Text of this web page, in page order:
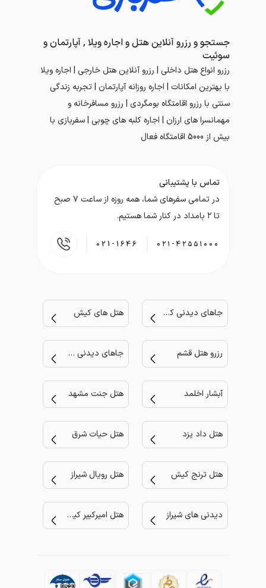
جستجو و رزرو آنلاین هتل و اجاره ویلا , آپارتمان و
سوئیت
رزرو انواع هتل داخلی | رزرو آنلاین هتل خارجی | اجاره ویلا
با بهترین امکانات | اجاره روزانه آپارتمان | تجربه زندگی
سنتی با رزرو اقامتگاه بومگردی | رزرو مسافرخانه و
مهمانسرا های ارزان | اجاره کلبه های چوبی | سفربازی با
بیش از 5000 اقامتگاه فعال
تماس با پشتیبانی
در تمامی سفر‌های شما، همه روزه از ساعت ۷ صبح
تا ۲ بامداد در کنار شما هستیم.
۰۲۱-۴۲۵۵۱۰۰۰ 021-1646
جاهای دیدنی کیش هتل های کیش
رزرو هتل قشم جاهای دیدنی مشهد
آبشار اخلمد هتل جنت مشهد
هتل داد یزد هتل حیات شرق
هتل ترنج کیش هتل رویال شیراز
دیدنی های شیراز هتل امیرکبیر کیش